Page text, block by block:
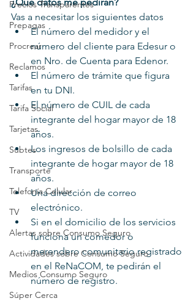
Precios Transparentes
Prepagas
Procrear
Reclamos
Tarifas
Tarifa Social
Tarjetas
Subtes
Transporte
Telefonía Celular
TV
Alertas sobre Consumo Seguro
Actividades sobre Consumo Seguro
Medios Consumo Seguro
Súper Cerca
Vas a necesitar los siguientes datos
El número del medidor y el
número del cliente para Edesur o
en Nro. de Cuenta para Edenor.
El número de trámite que figura
en tu DNI.
El número de CUIL de cada
integrante del hogar mayor de 18
años.
Los ingresos de bolsillo de cada
integrante de hogar mayor de 18
años.
Una dirección de correo
electrónico.
Si en el domicilio de los servicios
funciona un comedor o
merendero comunitario registrado
en el ReNaCOM, te pedirán el
número de registro.